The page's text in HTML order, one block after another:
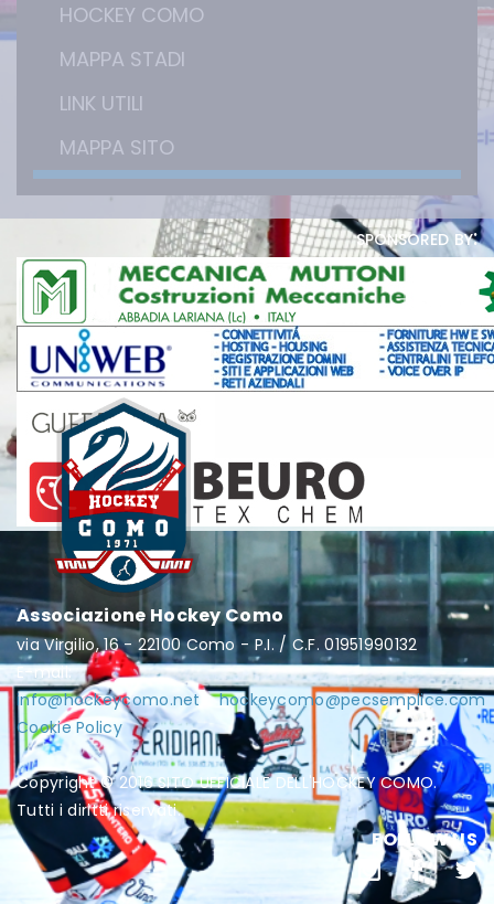
HOCKEY COMO
MAPPA STADI
LINK UTILI
MAPPA SITO
sponsored by:
Associazione Hockey Como
via Virgilio, 16 - 22100 Como - P.I. / C.F. 01951990132
E-mail:
info@hockeycomo.net -hockeycomo@pecsemplice.com
Cookie Policy
Copyright © 2016 SITO UFFICIALE DELL'HOCKEY COMO.
Tutti i diritti riservati.
FOLLOW US